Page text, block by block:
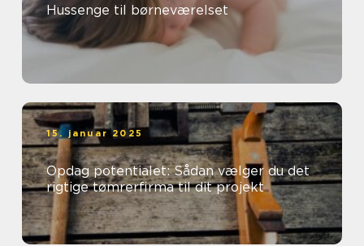
Hussenge til børneværelset
15. januar 2025
Opdag potentialet: Sådan vælger du det
rigtige tømrerfirma til dit projekt